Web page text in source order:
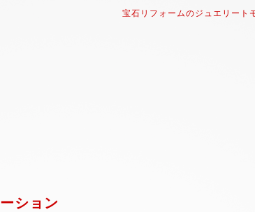
宝石リフォームのジュエリート
ション